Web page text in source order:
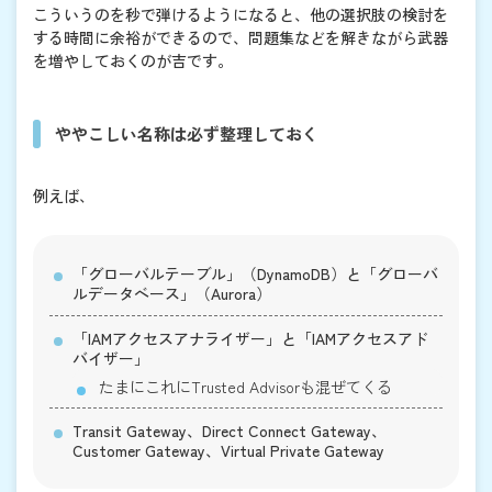
こういうのを秒で弾けるようになると、他の選択肢の検討を
する時間に余裕ができるので、問題集などを解きながら武器
を増やしておくのが吉です。
ややこしい名称は必ず整理しておく
例えば、
「グローバルテーブル」（DynamoDB）と「グローバ
ルデータベース」（Aurora）
「IAMアクセスアナライザー」と「IAMアクセスアド
バイザー」
たまにこれにTrusted Advisorも混ぜてくる
Transit Gateway、Direct Connect Gateway、
Customer Gateway、Virtual Private Gateway